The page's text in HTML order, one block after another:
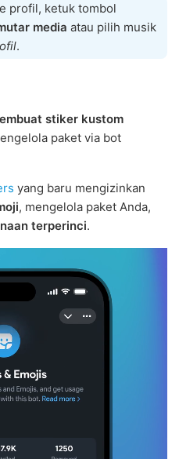
profil, ketuk tombol
media atau pilih musik
.
stiker kustom
paket via bot
yang baru mengizinkan
, mengelola paket Anda,
terperinci.